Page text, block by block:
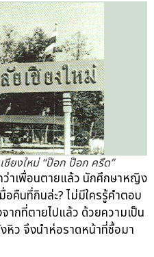
ชียงใหม่ “ป๊อก ป๊อก ครืด”
ว่าเพื่อนตายแล้ว นักศึกษาหญิง
คืนที่กินล่ะ? ไม่มีใครรู้คำตอบ
กที่ตายไปแล้ว ด้วยความเป็น
หิว จึงนำห่อราดหน้าที่ซื้อมา